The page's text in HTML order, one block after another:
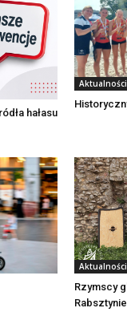
hałasu
Aktualności
Aktualności
Rzymscy
Rabsztynie